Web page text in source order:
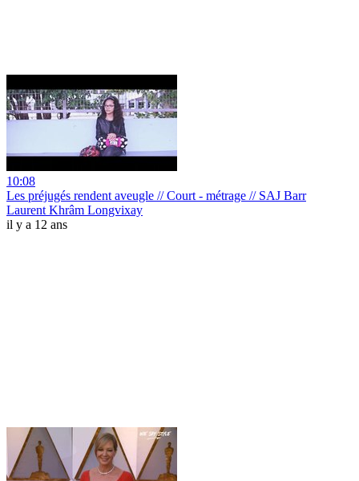
10:08
Les préjugés rendent aveugle // Court - métrage // SAJ Barr
Laurent Khrâm Longvixay
il y a 12 ans